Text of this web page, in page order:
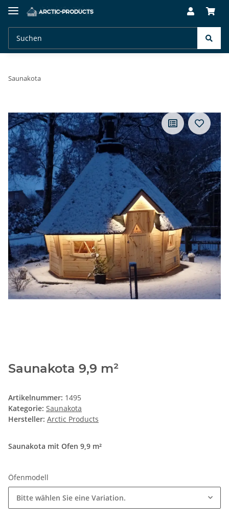
Saunakota
Saunakota 9,9 m²
Artikelnummer: 1495
Kategorie: Saunakota
Hersteller: Arctic Products
Saunakota mit Ofen 9,9 m²
Öfenmodell
Bitte wählen Sie eine Variation.